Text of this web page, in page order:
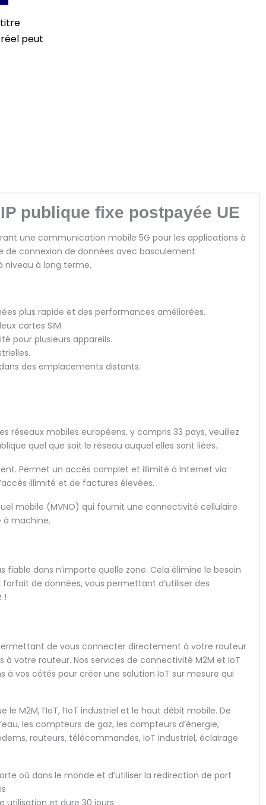
peut
publique fixe postpayée UE
une communication mobile 5G pour les applications à
de connexion de données avec basculement
à long terme.
plus rapide et des performances améliorées.
cartes SIM.
pour plusieurs appareils.
des emplacements distants.
réseaux mobiles européens, y compris 33 pays, veuillez
quel que soit le réseau auquel elles sont liées.
Permet un accès complet et illimité à Internet via
illimité et de factures élevées.
mobile (MVNO) qui fournit une connectivité cellulaire
à machine.
dans n’importe quelle zone. Cela élimine le besoin
de données, vous permettant d’utiliser des
!
de vous connecter directement à votre routeur
votre routeur. Nos services de connectivité M2M et IoT
vos côtés pour créer une solution IoT sur mesure qui
M2M, l’IoT, l’IoT industriel et le haut débit mobile. De
les compteurs de gaz, les compteurs d’énergie,
routeurs, télécommandes, IoT industriel, éclairage
où dans le monde et d’utiliser la redirection de port